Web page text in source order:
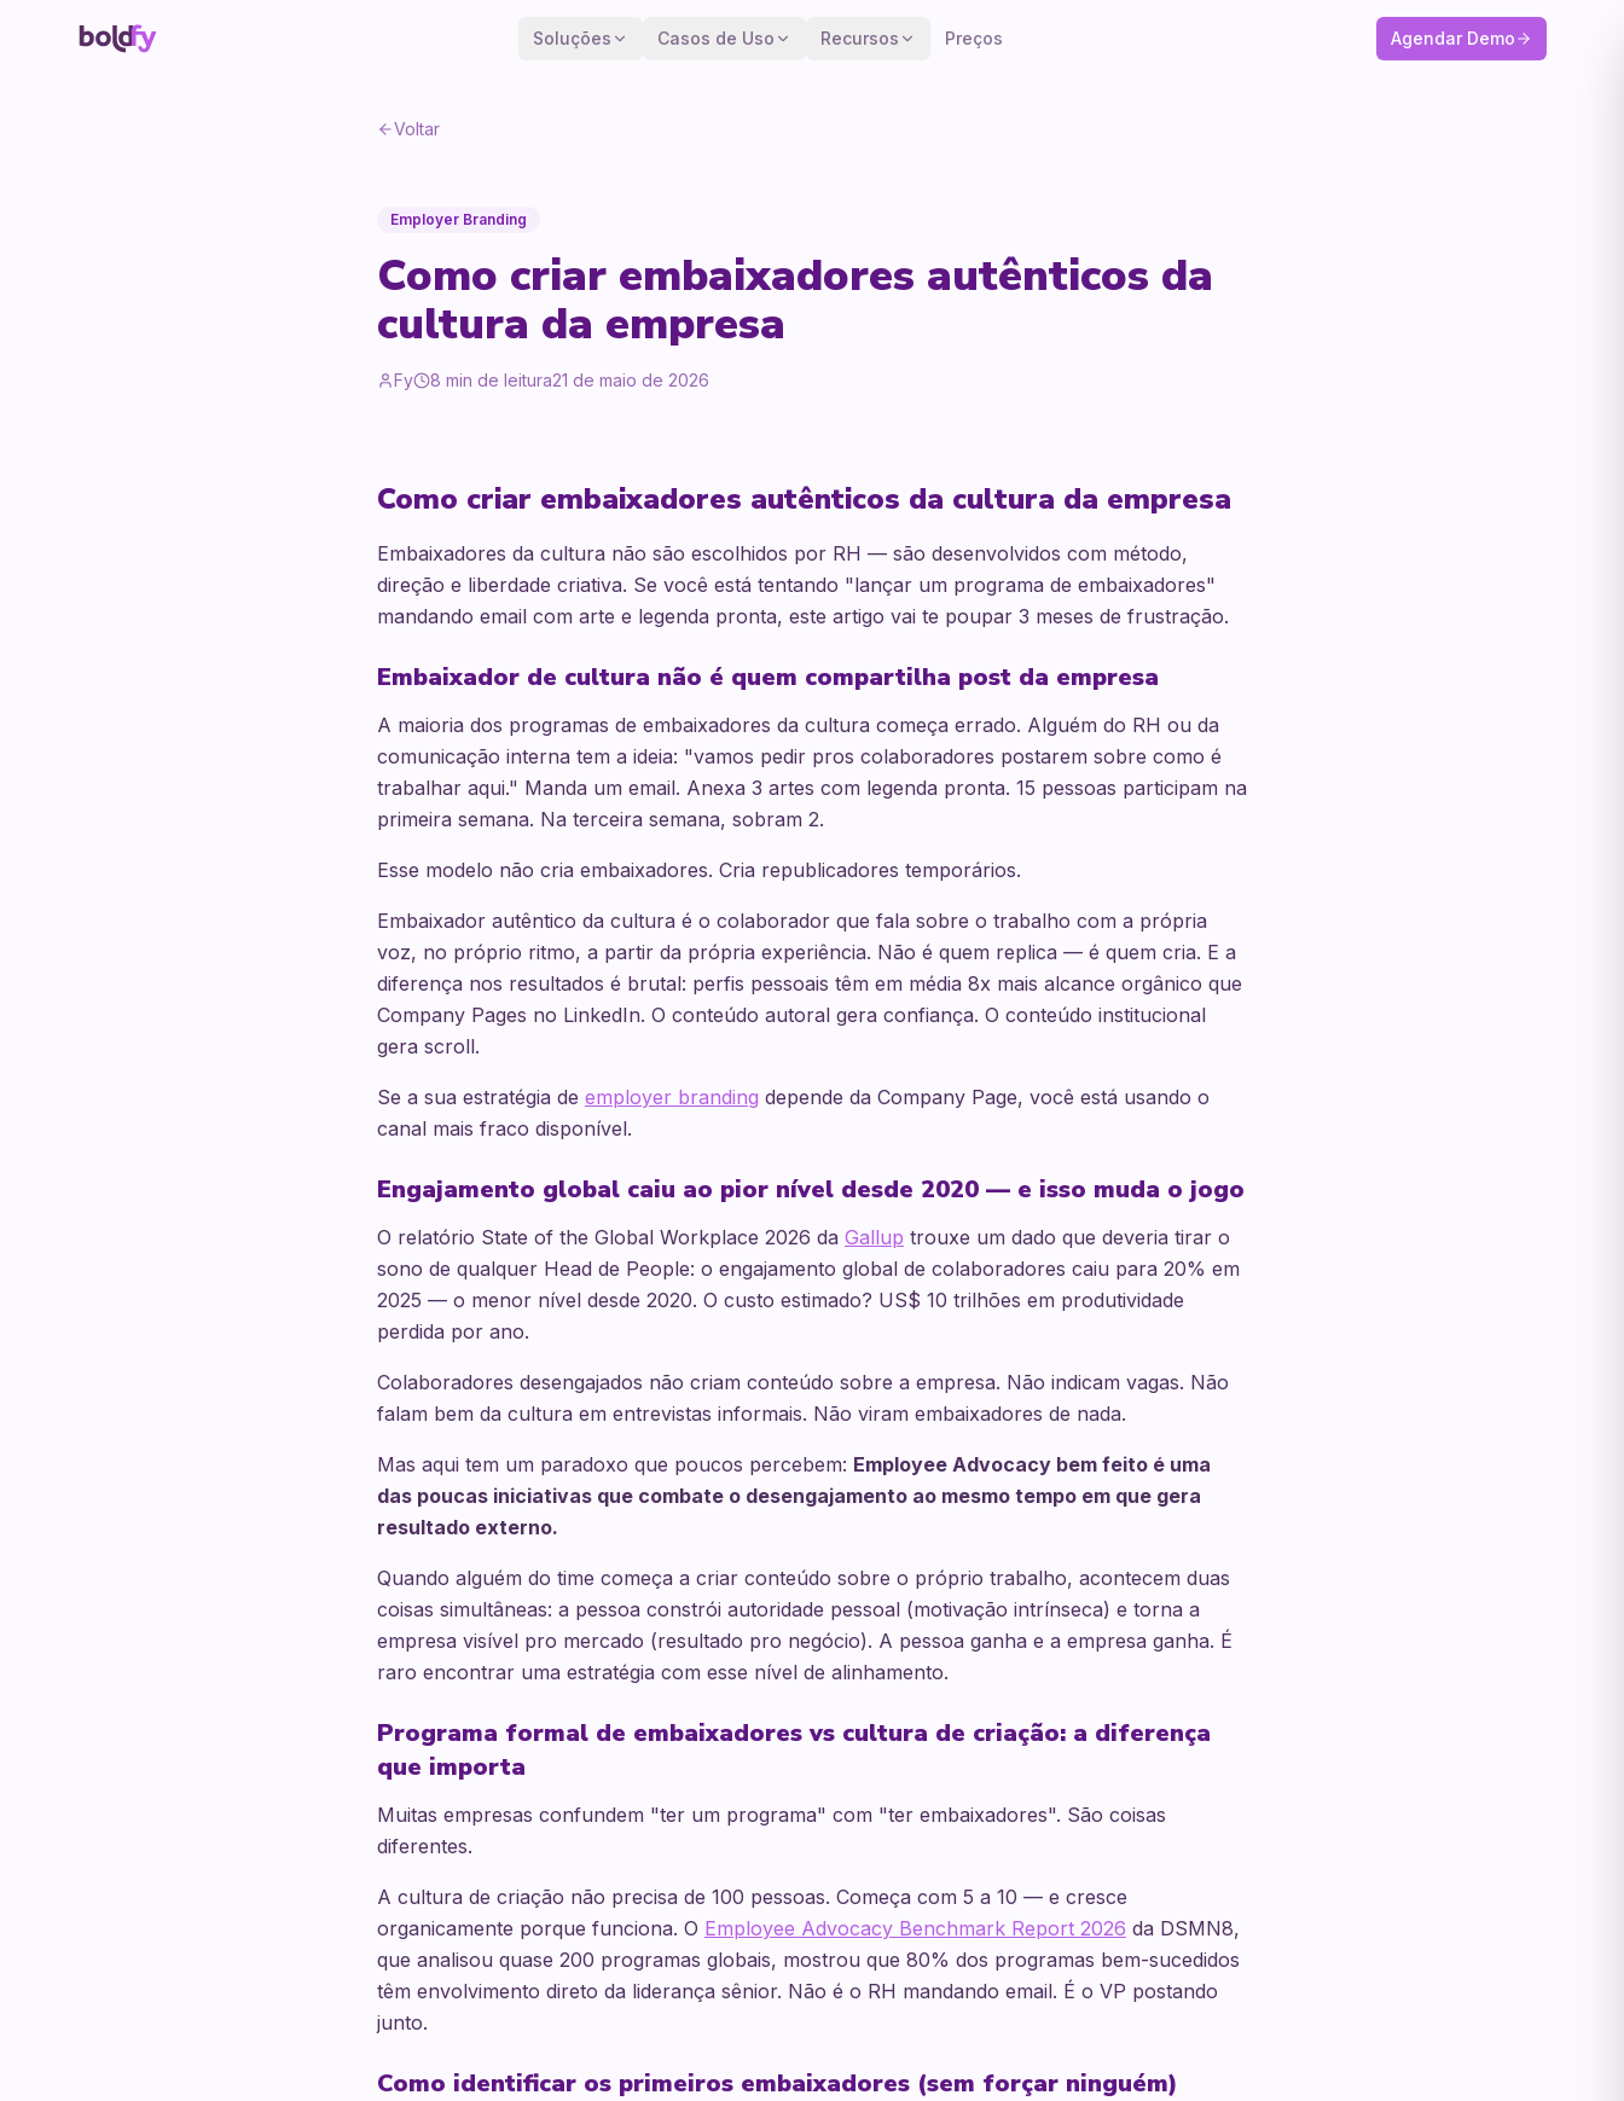
Soluções Casos de Uso Recursos Preços Agendar Demo
Voltar
Employer Branding
Como criar embaixadores autênticos da
cultura da empresa
Fy 8 min de leitura21 de maio de 2026
Como criar embaixadores autênticos da cultura da empresa
Embaixadores da cultura não são escolhidos por RH — são desenvolvidos com método,
direção e liberdade criativa. Se você está tentando "lançar um programa de embaixadores"
mandando email com arte e legenda pronta, este artigo vai te poupar 3 meses de frustração.
Embaixador de cultura não é quem compartilha post da empresa
A maioria dos programas de embaixadores da cultura começa errado. Alguém do RH ou da
comunicação interna tem a ideia: "vamos pedir pros colaboradores postarem sobre como é
trabalhar aqui." Manda um email. Anexa 3 artes com legenda pronta. 15 pessoas participam na
primeira semana. Na terceira semana, sobram 2.
Esse modelo não cria embaixadores. Cria republicadores temporários.
Embaixador autêntico da cultura é o colaborador que fala sobre o trabalho com a própria
voz, no próprio ritmo, a partir da própria experiência. Não é quem replica — é quem cria. E a
diferença nos resultados é brutal: perfis pessoais têm em média 8x mais alcance orgânico que
Company Pages no LinkedIn. O conteúdo autoral gera confiança. O conteúdo institucional
gera scroll.
Se a sua estratégia de employer branding depende da Company Page, você está usando o
canal mais fraco disponível.
Engajamento global caiu ao pior nível desde 2020 — e isso muda o jogo
O relatório State of the Global Workplace 2026 da Gallup trouxe um dado que deveria tirar o
sono de qualquer Head de People: o engajamento global de colaboradores caiu para 20% em
2025 — o menor nível desde 2020. O custo estimado? US$ 10 trilhões em produtividade
perdida por ano.
Colaboradores desengajados não criam conteúdo sobre a empresa. Não indicam vagas. Não
falam bem da cultura em entrevistas informais. Não viram embaixadores de nada.
Mas aqui tem um paradoxo que poucos percebem: Employee Advocacy bem feito é uma
das poucas iniciativas que combate o desengajamento ao mesmo tempo em que gera
resultado externo.
Quando alguém do time começa a criar conteúdo sobre o próprio trabalho, acontecem duas
coisas simultâneas: a pessoa constrói autoridade pessoal (motivação intrínseca) e torna a
empresa visível pro mercado (resultado pro negócio). A pessoa ganha e a empresa ganha. É
raro encontrar uma estratégia com esse nível de alinhamento.
Programa formal de embaixadores vs cultura de criação: a diferença
que importa
Muitas empresas confundem "ter um programa" com "ter embaixadores". São coisas
diferentes.
A cultura de criação não precisa de 100 pessoas. Começa com 5 a 10 — e cresce
organicamente porque funciona. O Employee Advocacy Benchmark Report 2026 da DSMN8,
que analisou quase 200 programas globais, mostrou que 80% dos programas bem-sucedidos
têm envolvimento direto da liderança sênior. Não é o RH mandando email. É o VP postando
junto.
Como identificar os primeiros embaixadores (sem forçar ninguém)